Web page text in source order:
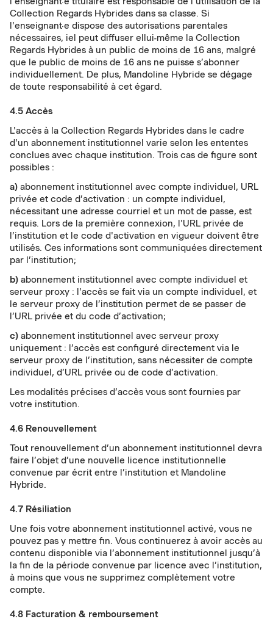
Collection Regards Hybrides dans sa classe. Si
l'enseignant·e dispose des autorisations parentales
nécessaires, iel peut diffuser ellui-même la Collection
Regards Hybrides à un public de moins de 16 ans, malgré
que le public de moins de 16 ans ne puisse s’abonner
individuellement. De plus, Mandoline Hybride se dégage
de toute responsabilité à cet égard.
4.5 Accès
L'accès à la Collection Regards Hybrides dans le cadre
d'un abonnement institutionnel varie selon les ententes
conclues avec chaque institution. Trois cas de figure sont
possibles :
a) abonnement institutionnel avec compte individuel, URL
privée et code d’activation : un compte individuel,
nécessitant une adresse courriel et un mot de passe, est
requis. Lors de la première connexion, l'URL privée de
l’institution et le code d'activation en vigueur doivent être
utilisés. Ces informations sont communiquées directement
par l’institution;
b) abonnement institutionnel avec compte individuel et
serveur proxy : l'accès se fait via un compte individuel, et
le serveur proxy de l’institution permet de se passer de
l’URL privée et du code d’activation;
c) abonnement institutionnel avec serveur proxy
uniquement : l’accès est configuré directement via le
serveur proxy de l’institution, sans nécessiter de compte
individuel, d’URL privée ou de code d’activation.
Les modalités précises d’accès vous sont fournies par
votre institution.
4.6 Renouvellement
Tout renouvellement d’un abonnement institutionnel devra
faire l’objet d’une nouvelle licence institutionnelle
convenue par écrit entre l’institution et Mandoline
Hybride.
4.7 Résiliation
Une fois votre abonnement institutionnel activé, vous ne
pouvez pas y mettre fin. Vous continuerez à avoir accès au
contenu disponible via l’abonnement institutionnel jusqu’à
la fin de la période convenue par licence avec l’institution,
à moins que vous ne supprimez complètement votre
compte.
4.8 Facturation & remboursement